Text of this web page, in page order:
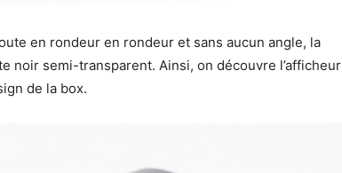
en rondeur en rondeur et sans aucun angle, la
noir semi-transparent. Ainsi, on découvre l’afficheur
de la box.